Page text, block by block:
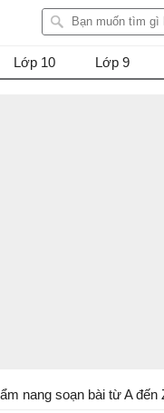
Lớp 10 Lớp 9
nang soạn bài từ A đến